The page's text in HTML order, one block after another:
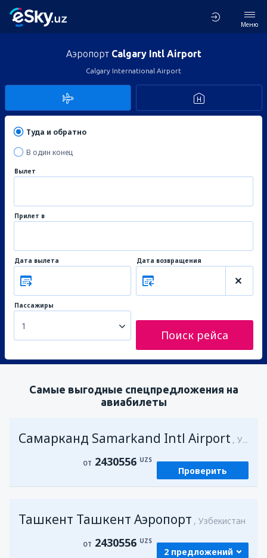
Меню
Аэропорт Calgary Intl Airport
Calgary International Airport
Туда и обратно
В один конец
Вылет
Прилет в
Дата вылета Дата возвращения
Пассажиры
1
Поиск рейса
Самые выгодные спецпредложения на
авиабилеты
Самарканд Samarkand Intl Airport Узбекистан
ОТ 2430556 UZS
Проверить
Ташкент Ташкент Аэропорт Узбекистан
ОТ 2430556 UZS
2 предложений